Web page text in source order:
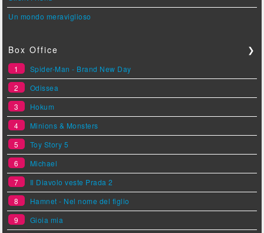
Un mondo meraviglioso
Box Office ❯
1
Spider-Man - Brand New Day
2
Odissea
3
Hokum
4
Minions & Monsters
5
Toy Story 5
6
Michael
7
Il Diavolo veste Prada 2
8
Hamnet - Nel nome del figlio
9
Gioia mia